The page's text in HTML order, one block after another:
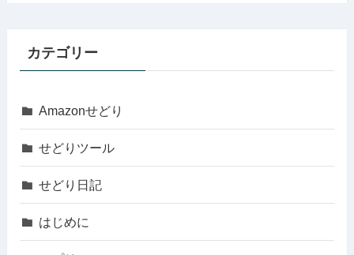
カテゴリー
Amazonせどり
せどりツール
せどり日記
はじめに